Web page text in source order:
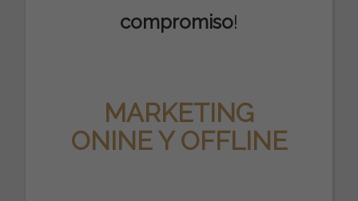
compromiso!
MARKETING
ONINE Y OFFLINE